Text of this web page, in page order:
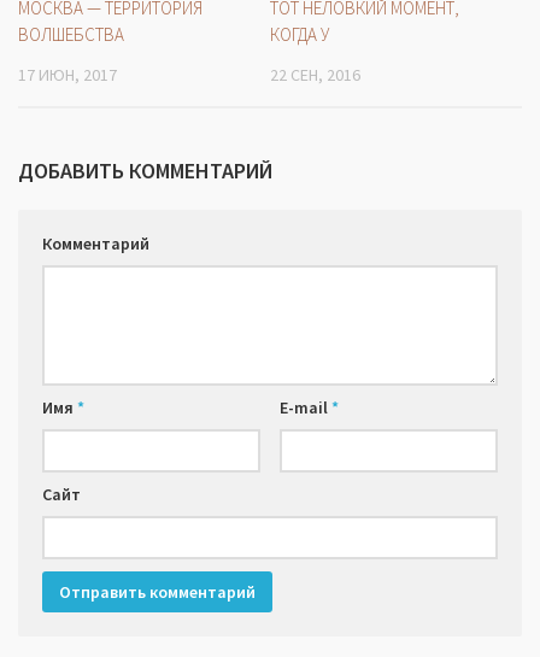
МОСКВА — ТЕРРИТОРИЯ
ВОЛШЕБСТВА
17 ИЮН, 2017
ТОТ НЕЛОВКИЙ МОМЕНТ,
КОГДА У
22 СЕН, 2016
ДОБАВИТЬ КОММЕНТАРИЙ
Комментарий
Имя * E-mail*
Сайт